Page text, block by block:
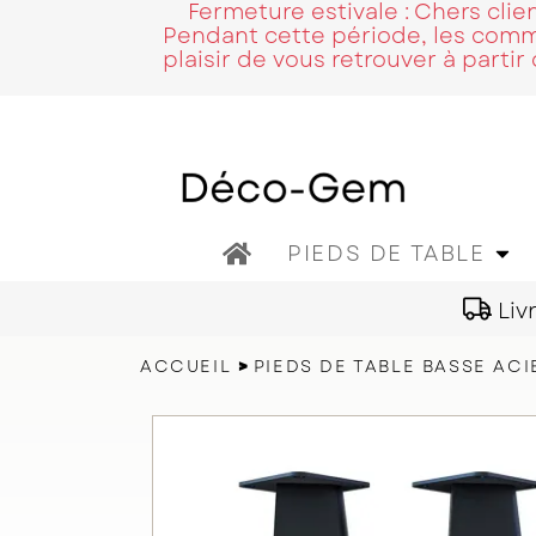
Fermeture estivale : Chers
Pendant cette période, les
plaisir de vous retrouver à
HomePIEDS DE TABLE
ACCUEIL PIEDS DE TABLE BASSE